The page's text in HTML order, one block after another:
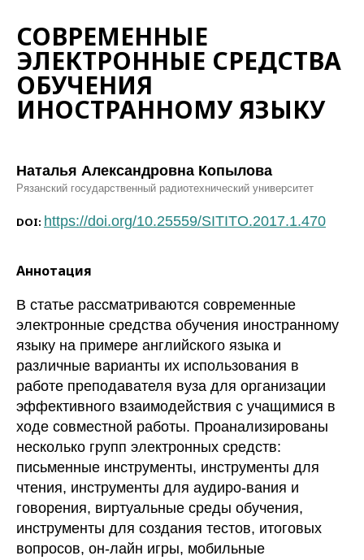
СОВРЕМЕННЫЕ
ЭЛЕКТРОННЫЕ СРЕДСТВА
ОБУЧЕНИЯ
ИНОСТРАННОМУ ЯЗЫКУ
Наталья Александровна Копылова
Рязанский государственный радиотехнический университет
DOI: https://doi.org/10.25559/SITITO.2017.1.470
Аннотация
В статье рассматриваются современные
электронные средства обучения иностранному
языку на примере английского языка и
различные варианты их использования в
работе преподавателя вуза для организации
эффективного взаимодействия с учащимися в
ходе совместной работы. Проанализированы
несколько групп электронных средств:
письменные инструменты, инструменты для
чтения, инструменты для аудиро-вания и
говорения, виртуальные среды обучения,
инструменты для создания тестов, итоговых
вопросов, он-лайн игры, мобильные